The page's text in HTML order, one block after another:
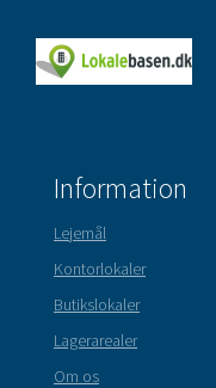
Information
Lejemål
Kontorlokaler
Butikslokaler
Lagerarealer
Om os